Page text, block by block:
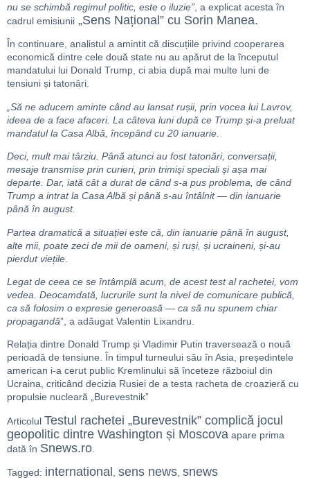
nu se schimbă regimul politic, este o iluzie” , a explicat acesta în
cadrul emisiunii „Sens Național” cu Sorin Manea.
În continuare, analistul a amintit că discuțiile privind cooperarea
economică dintre cele două state nu au apărut de la începutul
mandatului lui Donald Trump, ci abia după mai multe luni de
tensiuni și tatonări.
„Să ne aducem aminte când au lansat rușii, prin vocea lui Lavrov,
ideea de a face afaceri. La câteva luni după ce Trump și-a preluat
mandatul la Casa Albă, începând cu 20 ianuarie.
Deci, mult mai târziu. Până atunci au fost tatonări, conversații,
mesaje transmise prin curieri, prin trimiși speciali și așa mai
departe. Dar, iată cât a durat de când s-a pus problema, de când
Trump a intrat la Casa Albă și până s-au întâlnit — din ianuarie
până în august.
Partea dramatică a situației este că, din ianuarie până în august,
alte mii, poate zeci de mii de oameni, și ruși, și ucraineni, și-au
pierdut viețile
Legat de ceea ce se întâmplă acum, de acest test al rachetei, vom
vedea. Deocamdată, lucrurile sunt la nivel de comunicare publică,
ca să folosim o expresie generoasă — ca să nu spunem chiar
propagandă”, a adăugat Valentin Lixandru.
Relația dintre Donald Trump și Vladimir Putin traversează o nouă
perioadă de tensiune. În timpul turneului său în Asia, președintele
american i-a cerut public Kremlinului să înceteze războiul din
Ucraina, criticând decizia Rusiei de a testa racheta de croazieră cu
propulsie nucleară „Burevestnik”
Articolul Testul rachetei „Burevestnik” complică jocul
geopolitic dintre Washington și Moscova apare prima
dată în Snews.ro
Tagged: international sens news snews